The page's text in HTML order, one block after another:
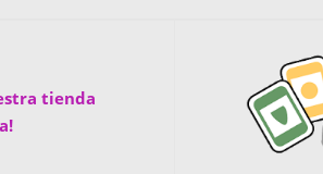
tienda